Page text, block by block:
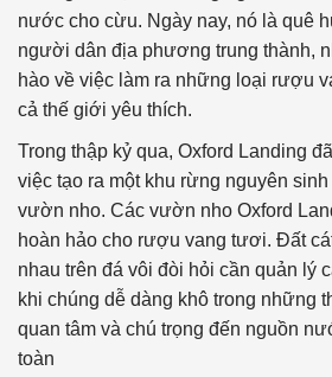
nước cho cừu. Ngày nay, nó là quê
người dân địa phương trung thành,
hào về việc làm ra những loại rượu
cả thế giới yêu thích.
Trong thập kỷ qua, Oxford Landing
việc tạo ra một khu rừng nguyên
vườn nho. Các vườn nho Oxford
hoàn hảo cho rượu vang tươi. Đất
nhau trên đá vôi đòi hỏi cần quản lý
khi chúng dễ dàng khô trong những
quan tâm và chú trọng đến nguồn
toàn